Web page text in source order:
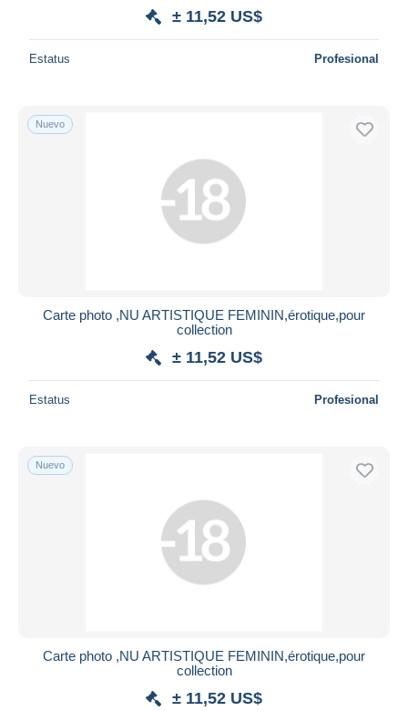
± 11,52 US$
Estatus Profesional
Nuevo
Carte photo ,NU ARTISTIQUE FEMININ,érotique,pour
collection
± 11,52 US$
Estatus Profesional
Nuevo
Carte photo ,NU ARTISTIQUE FEMININ,érotique,pour
collection
± 11,52 US$